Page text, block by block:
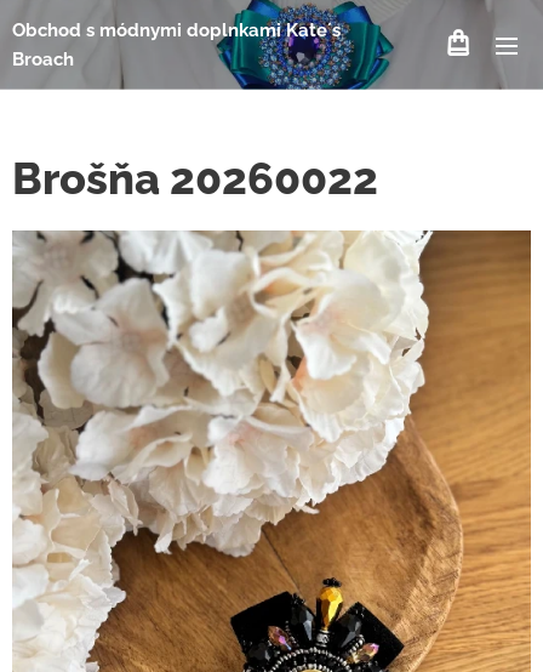
Obchod s módnymi doplnkami Kate´s
Broach
Brošňa 20260022